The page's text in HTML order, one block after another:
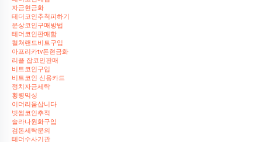
자금현금화
테더코인추척피하기
문상코인구매방법
테더코인판매함
컬쳐랜드비트구입
아프리카tv돈현금화
리플 잡코인판매
비트코인구입
비트코인 신용카드
정치자금세탁
횡령믹싱
이더리움삽니다
빗썸코인추적
솔라나원화구입
검돈세탁문의
테더수사기관